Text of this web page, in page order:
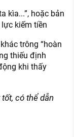
kìa...”, hoặc bản
kiếm tiền
trông “hoàn
thiếu định
khi thấy
có thể dẫn